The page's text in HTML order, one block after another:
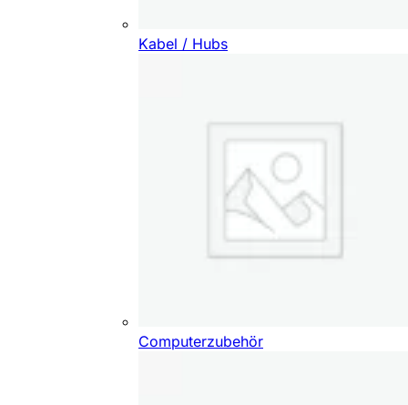
Kabel / Hubs
Computerzubehör